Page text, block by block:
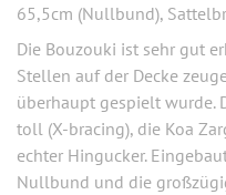
65,5cm (Nullbund),
Die Bouzouki ist sehr gut
Stellen auf der Decke
überhaupt gespielt wurde.
toll (X-bracing), die Koa
echter Hingucker.
Nullbund und die